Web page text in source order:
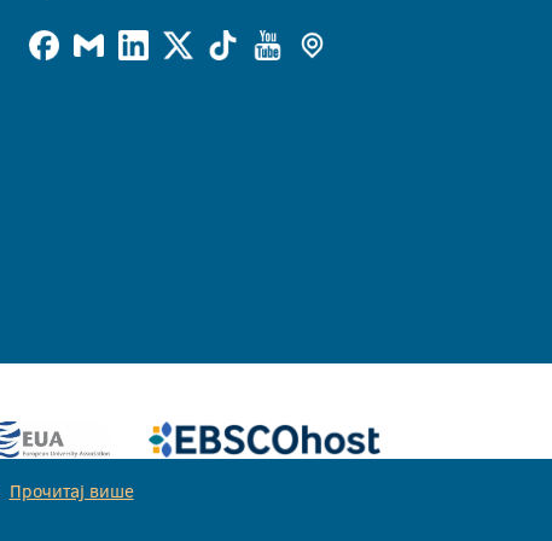
Прочитај више